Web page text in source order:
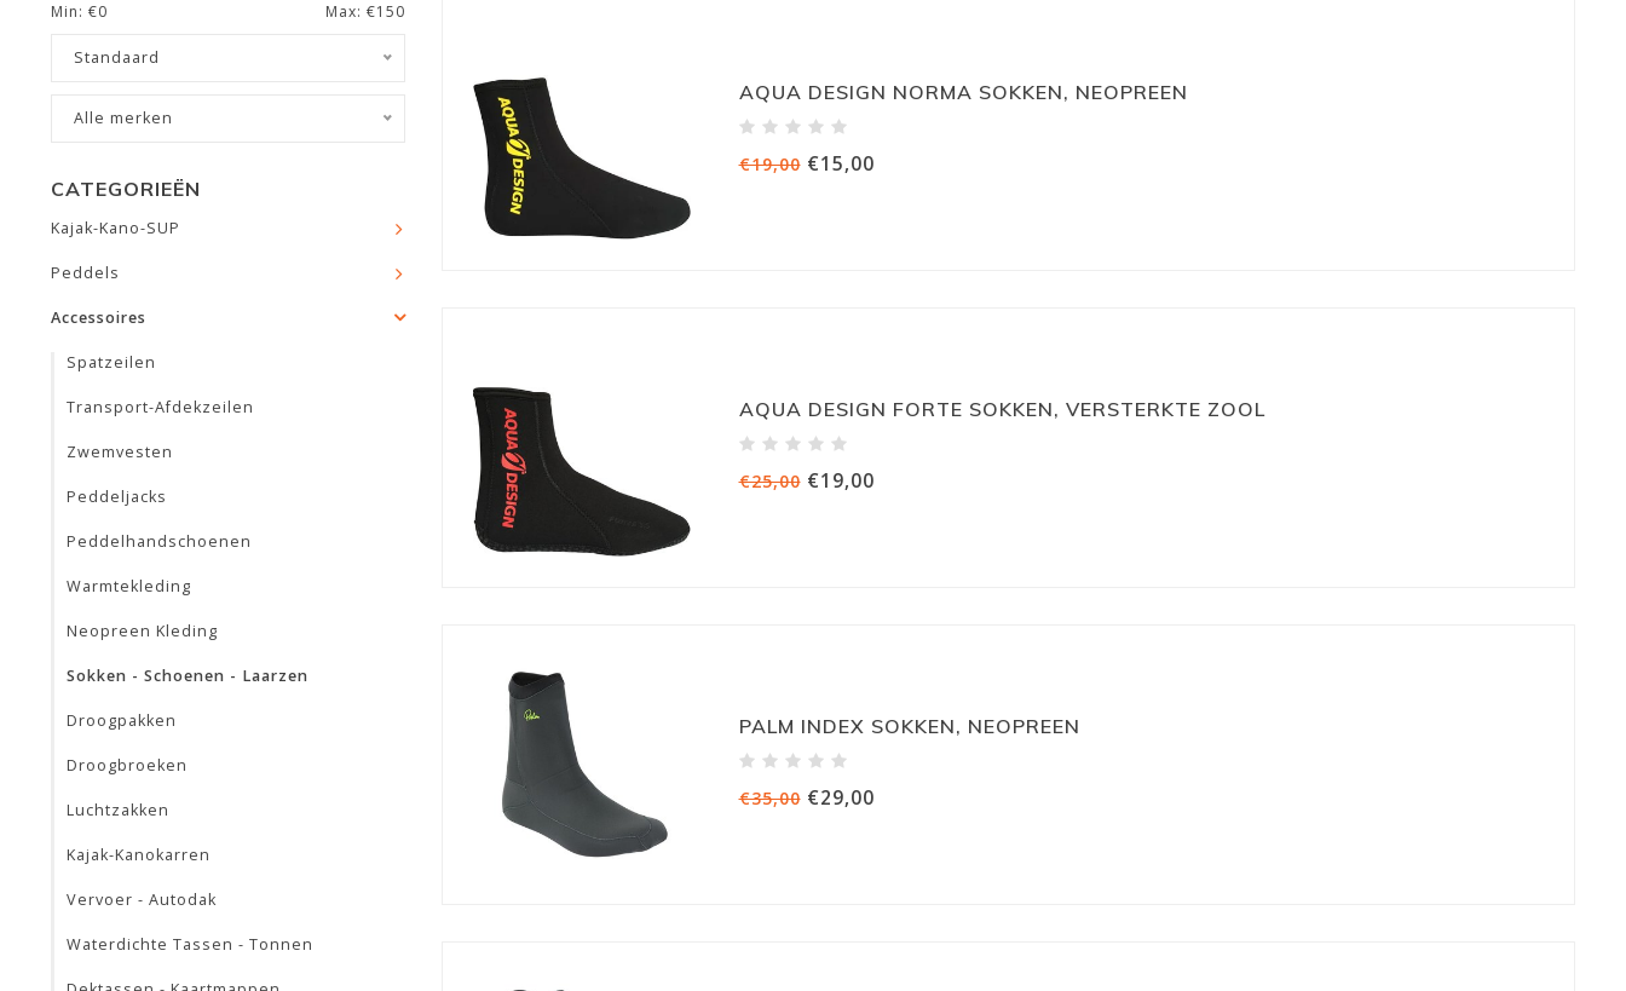
Min: €0 Max: €150
Standaard
Alle merken
CATEGORIEËN
Kajak-Kano-SUP
Peddels
Accessoires
Spatzeilen
Transport-Afdekzeilen
Zwemvesten
Peddeljacks
Peddelhandschoenen
Warmtekleding
Neopreen Kleding
Sokken - Schoenen - Laarzen
Droogpakken
Droogbroeken
Luchtzakken
Kajak-Kanokarren
Vervoer - Autodak
Waterdichte Tassen - Tonnen
AQUA DESIGN NORMA SOKKEN, NEOPREEN
€19,00€15,00
AQUA DESIGN FORTE SOKKEN, VERSTERKTE ZOOL
€25,00€19,00
PALM INDEX SOKKEN, NEOPREEN
€35,00€29,00